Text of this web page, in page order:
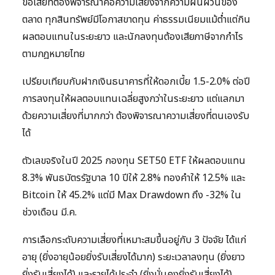
ตลาด ทุกสินทรัพย์มีโอกาสขาดทุน ค่าธรรมเนียมแม้ต่ำแต่กิน
ผลตอบแทนในระยะยาว และนักลงทุนต้องเสียภาษีจากกำไร
ตามกฎหมายไทย
เปรียบเทียบกับฝากเงินธนาคารที่ให้ดอกเบี้ย 1.5-2.0% ต่อปี
การลงทุนให้ผลตอบแทนเฉลี่ยสูงกว่าในระยะยาว แต่แลกมา
ด้วยความเสี่ยงที่มากกว่า ต้องพิจารณาความเสี่ยงที่ตนเองรับ
ได้
ตัวเลขจริงในปี 2025 กองทุน SET50 ETF ให้ผลตอบแทน
8.3% พันธบัตรรัฐบาล 10 ปีให้ 2.8% ทองคำให้ 12.5% และ
Bitcoin ให้ 45.2% แต่มี Max Drawdown ถึง -32% ใน
ช่วงเดือน มี.ค.
การเลือกระดับความเสี่ยงที่เหมาะสมขึ้นอยู่กับ 3 ปัจจัย ได้แก่
อายุ (ยิ่งอายุน้อยยิ่งรับเสี่ยงได้มาก) ระยะเวลาลงทุน (ยิ่งยาว